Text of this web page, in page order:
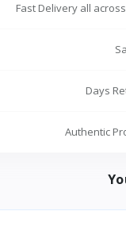
Fast Delivery all